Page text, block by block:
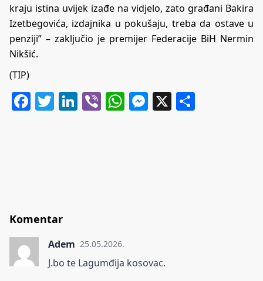
kraju istina uvijek izađe na vidjelo, zato građani Bakira
Izetbegovića, izdajnika u pokušaju, treba da ostave u
penziji” – zaključio je premijer Federacije BiH Nermin
Nikšić.
(TIP)
Facebook
Twitter
LinkedIn
ViberWhatsApp
Messenger
X
Komentar
Adem 25.05.2026.
J.bo te Lagumđija kosovac.